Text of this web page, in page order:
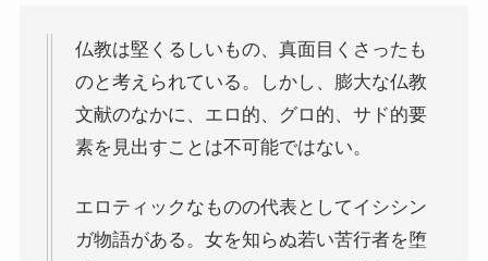
ーニ巡礼
独ソ戦・冷戦下の世界
独ソ戦～ソ連とナチスの絶滅戦争
仏教は堅くるしいもの、真面目くさったも
のと考えられている。しかし、膨大な仏教
文献のなかに、エロ的、グロ的、サド的要
素を見出すことは不可能ではない。
エロティックなものの代表としてイシシン
ガ物語がある。女を知らぬ若い苦行者を堕